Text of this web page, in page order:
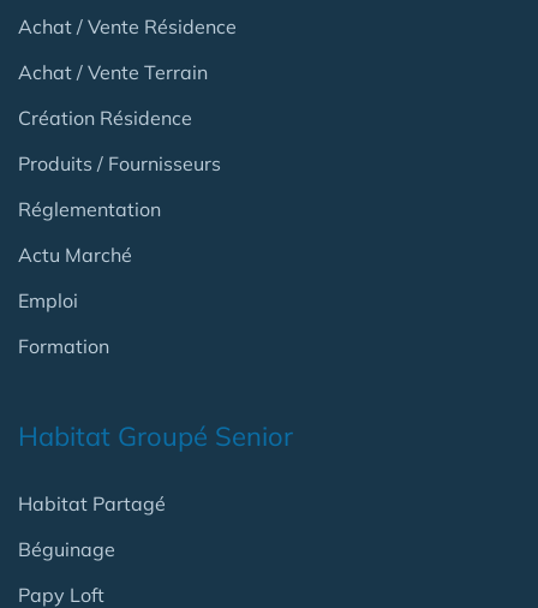
Achat / Vente Résidence
Achat / Vente Terrain
Création Résidence
Produits / Fournisseurs
Réglementation
Actu Marché
Emploi
Formation
Habitat Groupé Senior
Habitat Partagé
Béguinage
Papy Loft